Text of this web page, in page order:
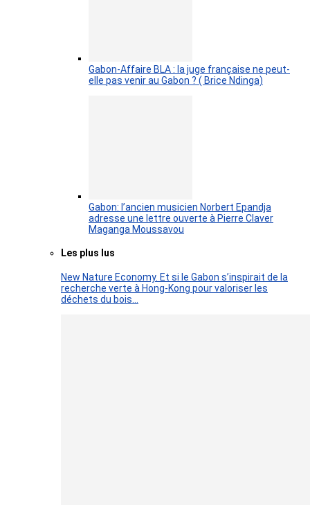
Gabon-Affaire BLA : la juge française ne peut-
elle pas venir au Gabon ? ( Brice Ndinga)
Gabon: l’ancien musicien Norbert Epandja
adresse une lettre ouverte à Pierre Claver
Maganga Moussavou
Les plus lus
New Nature Economy. Et si le Gabon s’inspirait de la
recherche verte à Hong-Kong pour valoriser les
déchets du bois…